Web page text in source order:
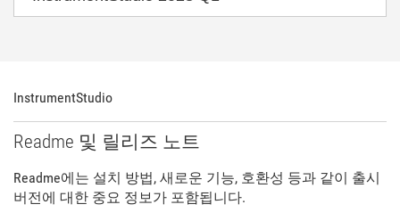
InstrumentStudio
Readme 및 릴리즈 노트
Readme에는 설치 방법, 새로운 기능, 호환성 등과 같이 출시
버전에 대한 중요 정보가 포함됩니다.